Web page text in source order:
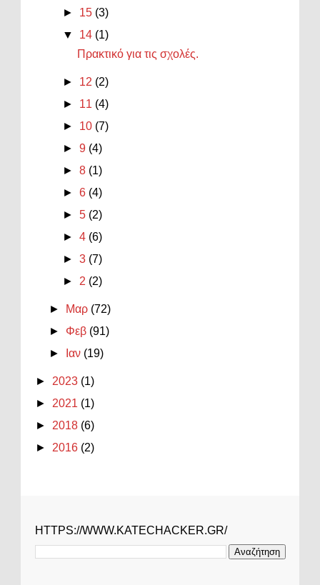
► 15 (3)
▼ 14 (1)
Πρακτικό για τις σχολές.
► 12 (2)
► 11 (4)
► 10 (7)
►9 (4)
►8 (1)
►6 (4)
►5 (2)
►4 (6)
►3 (7)
► 2 (2)
► Μαρ (72)
► Φεβ (91)
►
Ιαν (19)
► 2023 (1)
► 2021 (1)
► 2018 (6)
► 2016 (2)
HTTPS://WWW.KATECHACKER.GR/